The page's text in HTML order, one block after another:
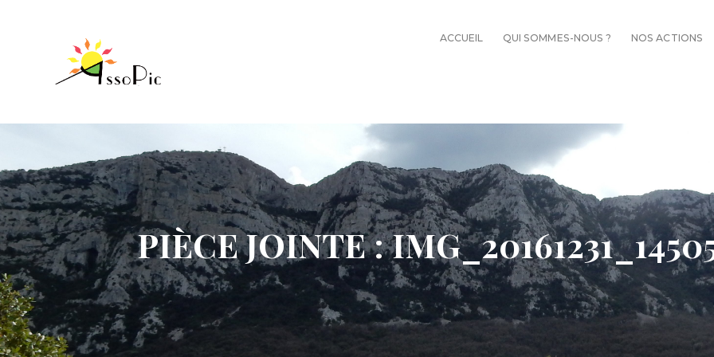
ACCUEIL QUI SOMMES-NOUS ? NOS ACTIONS
PIÈCE JOINTE :
ACTUALITÉS
RANDOS
ADHÉSION